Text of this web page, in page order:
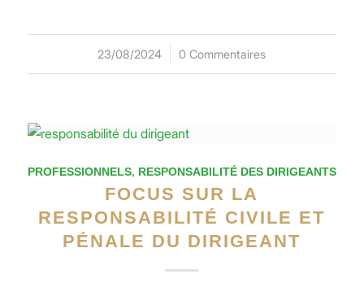
23/08/2024
/ 0 Commentaires
PROFESSIONNELS, RESPONSABILITÉ DES DIRIGEANTS
FOCUS SUR LA
RESPONSABILITÉ CIVILE ET
PÉNALE DU DIRIGEANT